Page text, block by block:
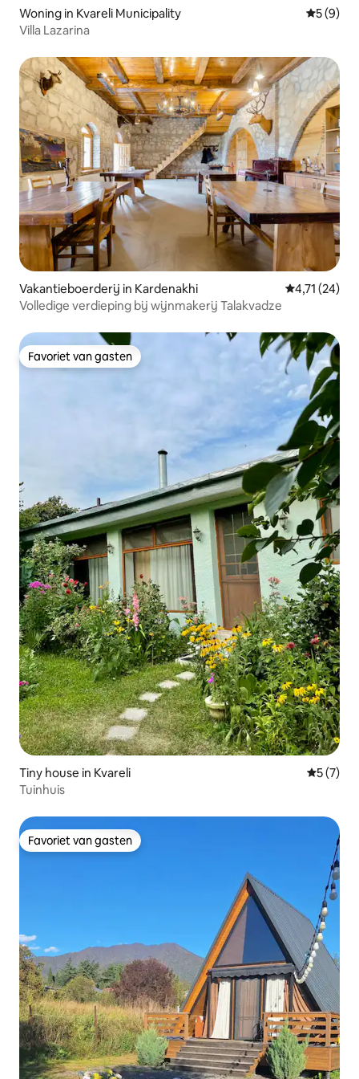
Woning in Kvareli Municipality
5 (9)
Villa Lazarina
Vakantieboerderij in Kardenakhi Gemiddelde
4,71 (24)
Volledige verdieping bij wijnmakerij Talakvadze
Favoriet van gasten
Favoriet van gasten
Tiny house in Kvareli
5 (7)
Tuinhuis
Favoriet van gasten
Favoriet van gasten